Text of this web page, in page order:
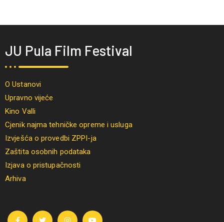
JU Pula Film Festival
O Ustanovi
Upravno vijeće
Kino Valli
Cjenik najma tehničke opreme i usluga
Izvješća o provedbi ZPPI-ja
Zaštita osobnih podataka
Izjava o pristupačnosti
Arhiva